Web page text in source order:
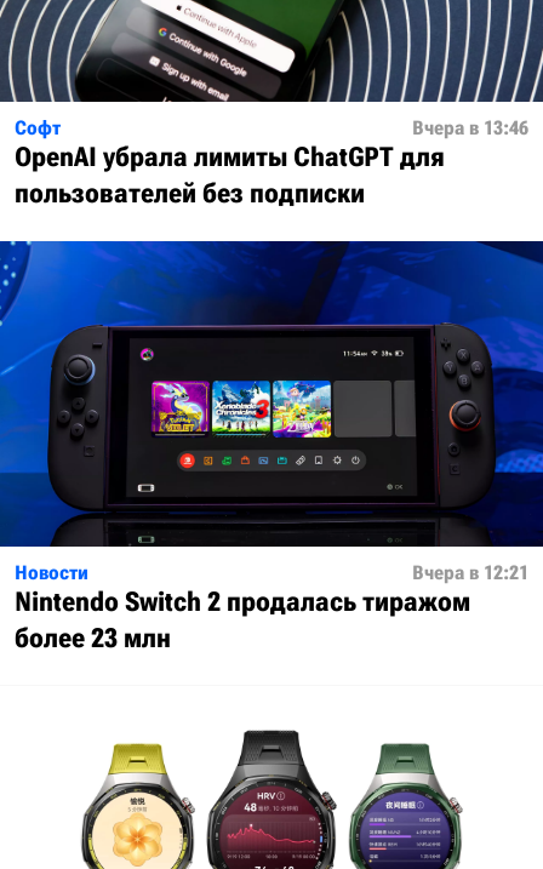
Софт Вчера в 13:46
OpenAI убрала лимиты ChatGPT для
пользователей без подписки
Новости Вчера в 12:21
Nintendo Switch 2 продалась тиражом
более 23 млн